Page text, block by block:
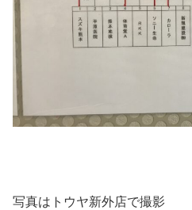
写真はトウヤ新外店で撮影